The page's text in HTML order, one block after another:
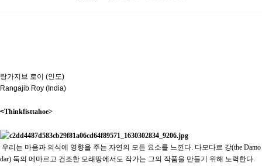
랑가지브 로이 (인도)
Rangajib Roy (India)
​<Thinkfisttahoe>
우리는 마음과 의식에 영향을 주는 자연의 모든 요소를 느낀다. 다모다르 강(the Damo
dar) 둑의 메마르고 건조한 모래땅에서도 작가는 그의 작품을 만들기 위해 노력한다.